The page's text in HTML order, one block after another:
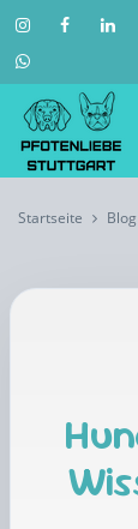
Startseite Blog